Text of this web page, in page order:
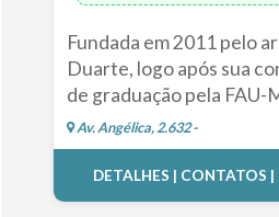
Fundada em 2011 pelo
Duarte, logo após sua
de graduação pela FAU-
Av. Angélica, 2.632 -
DETALHES | CONTATOS